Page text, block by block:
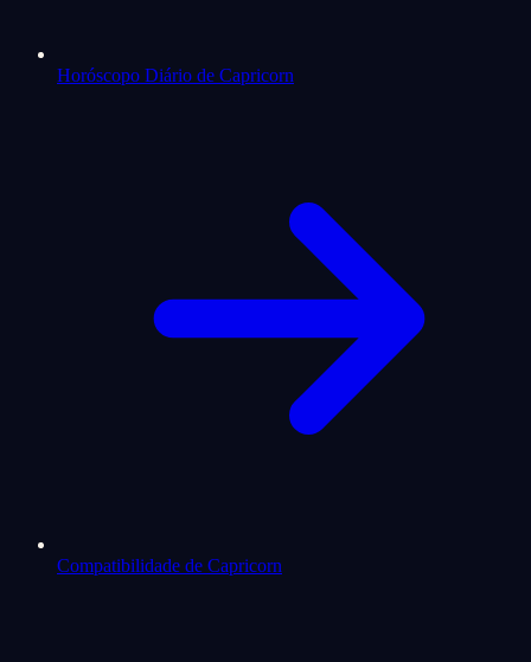
Horóscopo Diário de Capricorn
Compatibilidade de Capricorn